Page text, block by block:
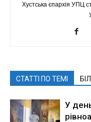
Хустська єпархія УПЦ
СТАТТІ ПО ТЕМІ
У